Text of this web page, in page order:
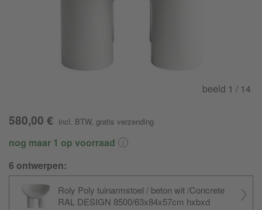
beeld 1 / 14
580,00 € incl. BTW, gratis verzending
nog maar 1 op voorraad
6 ontwerpen:
Roly Poly tuinarmstoel / beton wit /Concrete
RAL DESIGN 8500/63x84x57cm hxbxd